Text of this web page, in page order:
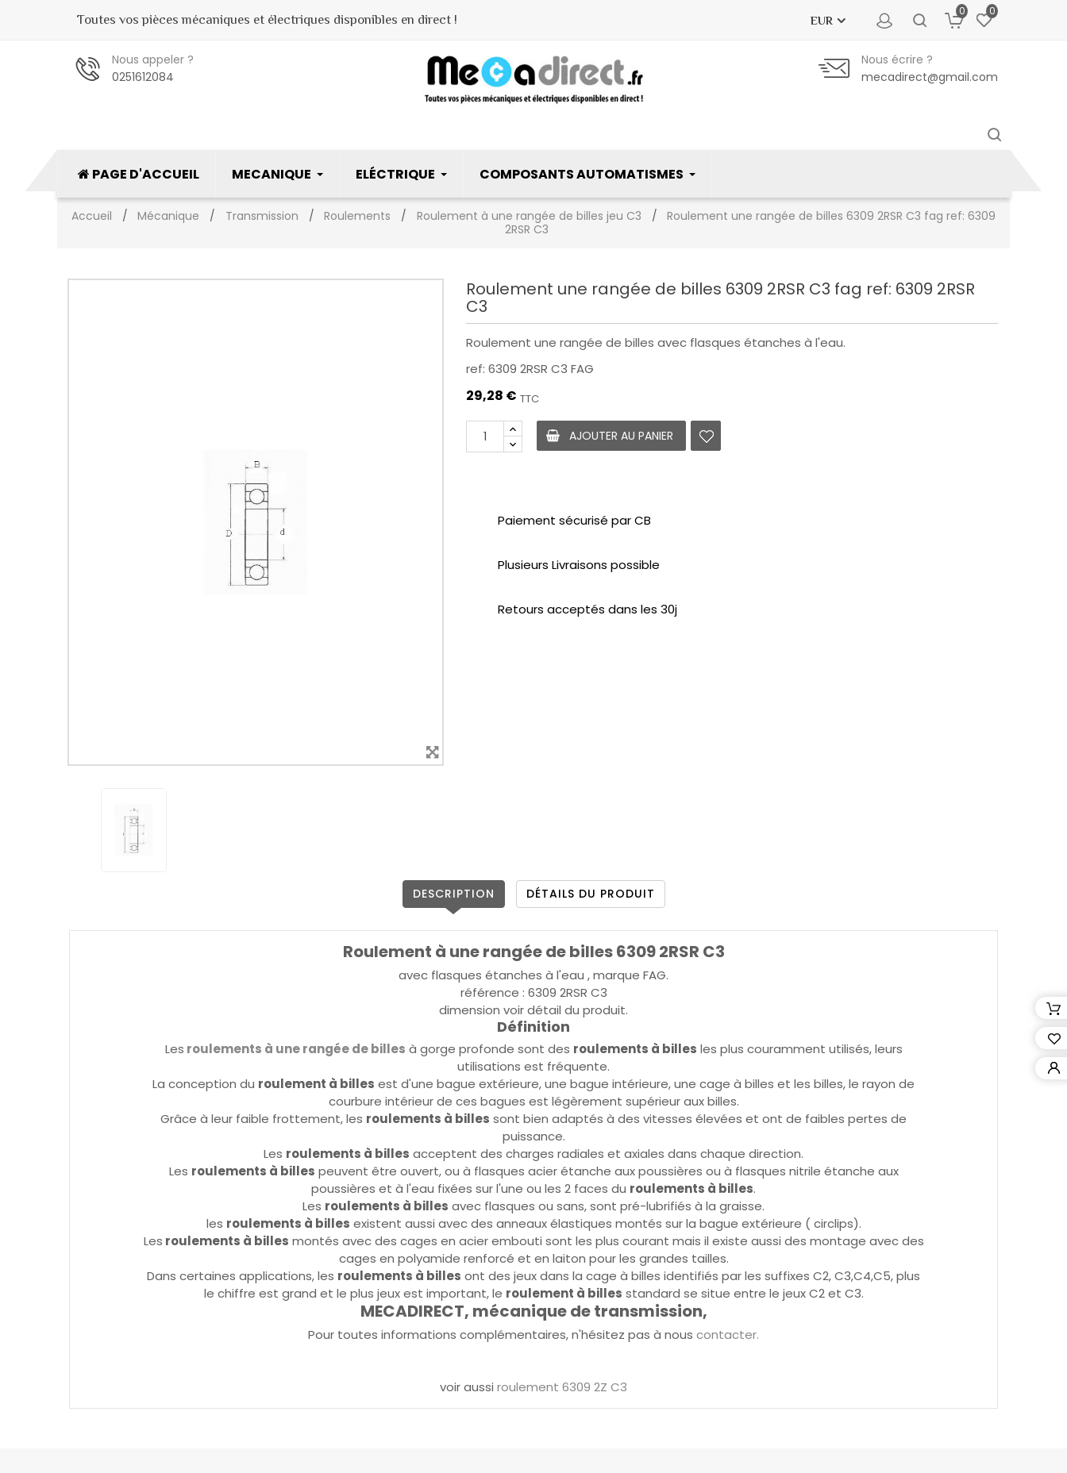
Toutes vos pièces mécaniques et électriques disponibles en direct ! EUR
0 0
Nous appeler ?
0251612084
Nous écrire ?
mecadirect@gmail.com
PAGE D'ACCUEIL MECANIQUE ELÉCTRIQUE COMPOSANTS AUTOMATISMES
Accueil Mécanique Transmission Roulements Roulement à une rangée de billes jeu C3
Roulement une rangée de billes 6309 2RSR C3 fag ref: 6309
2RSR C3
Roulement une rangée de billes 6309 2RSR C3 fag ref: 6309 2RSR
C3
Roulement une rangée de billes avec flasques étanches à l'eau.
ref: 6309 2RSR C3 FAG
29,28 € TTC
AJOUTER AU PANIER
Paiement sécurisé par CB
Plusieurs Livraisons possible
Retours acceptés dans les 30j
DESCRIPTION DÉTAILS DU PRODUIT
Roulement à une rangée de billes 6309 2RSR C3
avec flasques étanches à l'eau , marque FAG.
référence : 6309 2RSR C3
dimension voir détail du produit.
Définition
Les roulements à une rangée de billes à gorge profonde sont des roulements à billes les plus couramment utilisés, leurs
utilisations est fréquente.
La conception du roulement à billes est d'une bague extérieure, une bague intérieure, une cage à billes et les billes, le rayon de
courbure intérieur de ces bagues est légèrement supérieur aux billes.
Grâce à leur faible frottement, les roulements à billes sont bien adaptés à des vitesses élevées et ont de faibles pertes de
puissance.
Les roulements à billes acceptent des charges radiales et axiales dans chaque direction.
Les roulements à billes peuvent être ouvert, ou à flasques acier étanche aux poussières ou à flasques nitrile étanche aux
poussières et à l'eau fixées sur l'une ou les 2 faces du roulements à billes.
Les roulements à billes avec flasques ou sans, sont pré-lubrifiés à la graisse.
les roulements à billes existent aussi avec des anneaux élastiques montés sur la bague extérieure ( circlips).
Les roulements à billes montés avec des cages en acier embouti sont les plus courant mais il existe aussi des montage avec des
cages en polyamide renforcé et en laiton pour les grandes tailles.
Dans certaines applications, les roulements à billes ont des jeux dans la cage à billes identifiés par les suffixes C2, C3,C4,C5, plus
le chiffre est grand et le plus jeux est important, le roulement à billes standard se situe entre le jeux C2 et C3.
MECADIRECT, mécanique de transmission,
Pour toutes informations complémentaires, n'hésitez pas à nous contacter.
voir aussi roulement 6309 2Z C3